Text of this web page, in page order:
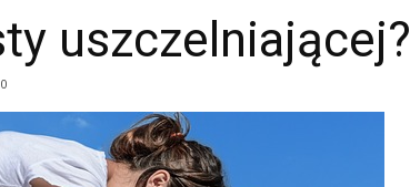
uszczelniającej?
0